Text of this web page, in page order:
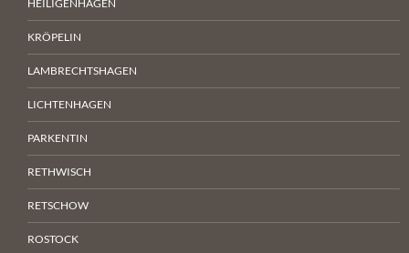
HEILIGENHAGEN
KRÖPELIN
LAMBRECHTSHAGEN
LICHTENHAGEN
PARKENTIN
RETHWISCH
RETSCHOW
ROSTOCK